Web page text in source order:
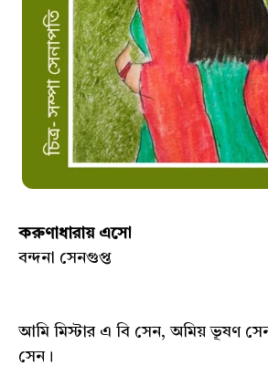
করুণাধারায় এসো
বন্দনা সেনগুপ্ত
আমি মিস্টার এ বি সেন, অমিয় ভূষণ
সেন।